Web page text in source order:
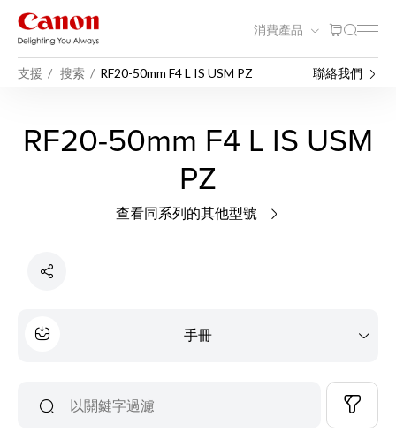
消費產品
支援 搜索 RF20-50mm F4 L IS USM PZ 聯絡我們
RF20-50mm F4 L IS USM
PZ
查看同系列的其他型號
手冊